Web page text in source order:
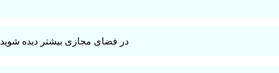
در فضای مجازی بیشتر دیده شوید